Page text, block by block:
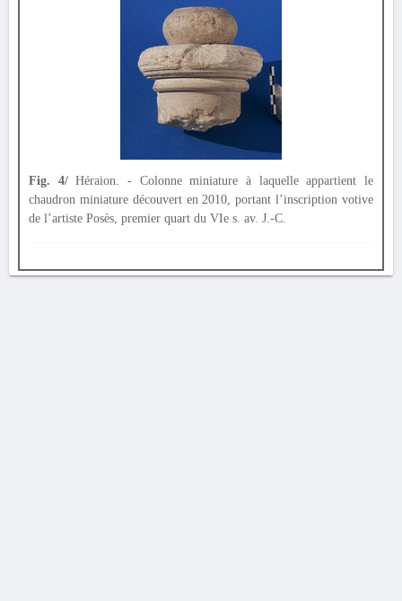
Fig. 4/Héraion. - Colonne miniature à laquelle appartient le
chaudron miniature découvert en 2010, portant l’inscription votive
de l’artiste Posès, premier quart du VIe s. av. J.-C.